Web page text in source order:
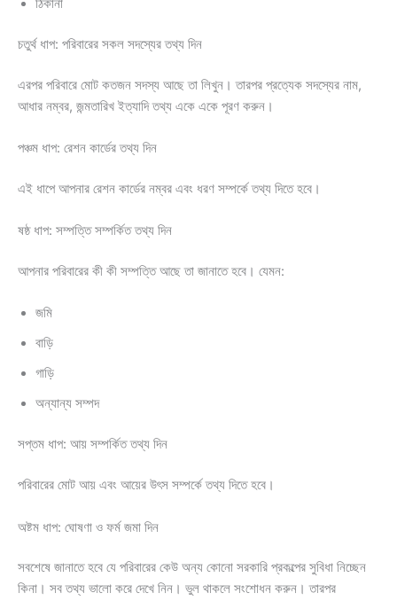
ঠিকানা
চতুর্থ ধাপ: পরিবারের সকল সদস্যের তথ্য দিন
এরপর পরিবারে মোট কতজন সদস্য আছে তা লিখুন। তারপর প্রত্যেক সদস্যের নাম,
আধার নম্বর, জন্মতারিখ ইত্যাদি তথ্য একে একে পূরণ করুন।
পঞ্চম ধাপ: রেশন কার্ডের তথ্য দিন
এই ধাপে আপনার রেশন কার্ডের নম্বর এবং ধরণ সম্পর্কে তথ্য দিতে হবে।
ষষ্ঠ ধাপ: সম্পত্তি সম্পর্কিত তথ্য দিন
আপনার পরিবারের কী কী সম্পত্তি আছে তা জানাতে হবে। যেমন:
জমি
বাড়ি
গাড়ি
অন্যান্য সম্পদ
সপ্তম ধাপ: আয় সম্পর্কিত তথ্য দিন
পরিবারের মোট আয় এবং আয়ের উৎস সম্পর্কে তথ্য দিতে হবে।
অষ্টম ধাপ: ঘোষণা ও ফর্ম জমা দিন
সবশেষে জানাতে হবে যে পরিবারের কেউ অন্য কোনো সরকারি প্রকল্পের সুবিধা নিচ্ছেন
কিনা। সব তথ্য ভালো করে দেখে নিন। ভুল থাকলে সংশোধন করুন। তারপর